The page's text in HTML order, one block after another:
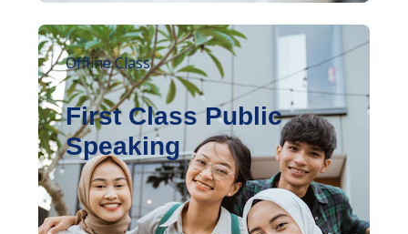
Offline Class
First Class Public
Speaking